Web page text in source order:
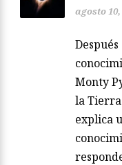
agosto 10,
Monty
la
explica